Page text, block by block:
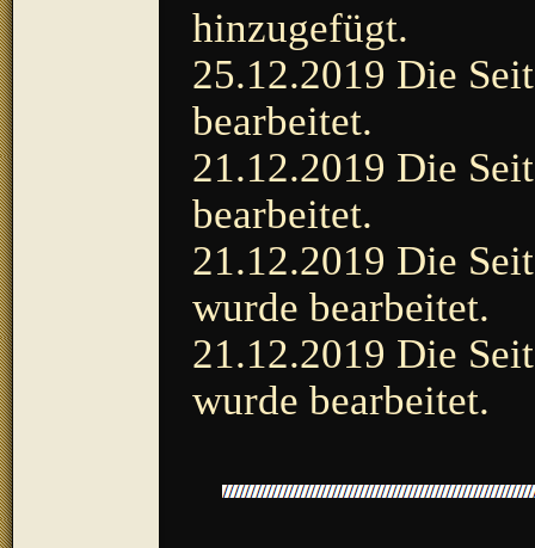
hinzugefügt.
25.12.2019 Die
bearbeitet.
21.12.2019 Die
bearbeitet.
21.12.2019 Die
wurde bearbeitet.
21.12.2019 Die
wurde bearbeitet.